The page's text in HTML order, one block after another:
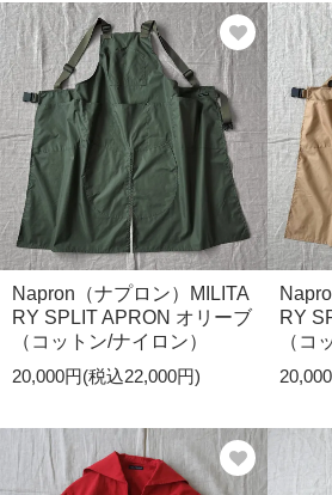
Napron（ナプロン）MILITA
RY SPLIT APRON オリーブ
（コットン/ナイロン）
20,000円(税込22,000円)
RY
（コ